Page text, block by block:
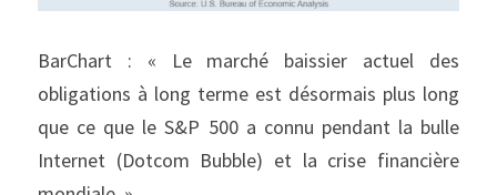
BarChart : « Le marché baissier actuel des
obligations à long terme est désormais plus long
que ce que le S&P 500 a connu pendant la bulle
Internet (Dotcom Bubble) et la crise financière